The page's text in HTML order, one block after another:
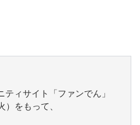
ィサイト「ファンでん」
をもって、